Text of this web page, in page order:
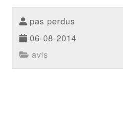
pas perdus
06-08-2014
avis